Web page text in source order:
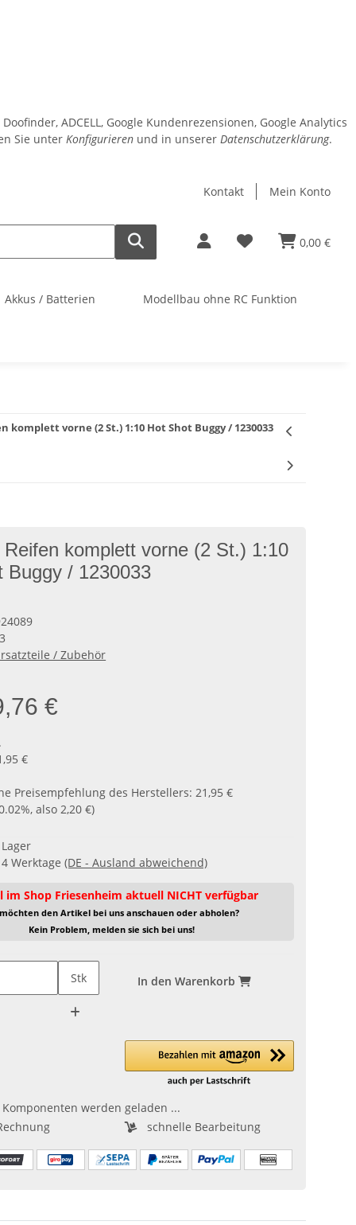
ADCELL, Google Kundenrezensionen, Google Analytics
Sie unter Konfigurieren und in unserer Datenschutzerklärung.
Kontakt Mein Konto
0,00 €
Akkus / Batterien Modellbau ohne RC Funktion
komplett vorne (2 St.) 1:10 Hot Shot Buggy / 1230033
komplett vorne (2 St.) 1:10
Buggy / 1230033
/ Zubehör
€
€
Preisempfehlung des Herstellers:21,95 €
, also2,20 €)
Werktage(DE - Ausland abweichend)
im Shop Friesenheim aktuell NICHT verfügbar
den Artikel bei uns anschauen oder abholen?
Kein Problem, melden sie sich bei uns!
Stk In den Warenkorb
Komponenten werden geladen ...
schnelle Bearbeitung